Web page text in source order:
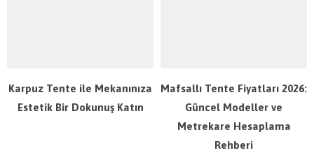
Karpuz Tente ile Mekanınıza
Estetik Bir Dokunuş Katın
Mafsallı Tente Fiyatları 2026:
Güncel Modeller ve
Metrekare Hesaplama
Rehberi